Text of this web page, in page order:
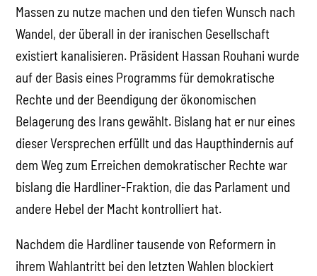
Massen zu nutze machen und den tiefen Wunsch nach
Wandel, der überall in der iranischen Gesellschaft
existiert kanalisieren. Präsident Hassan Rouhani wurde
auf der Basis eines Programms für demokratische
Rechte und der Beendigung der ökonomischen
Belagerung des Irans gewählt. Bislang hat er nur eines
dieser Versprechen erfüllt und das Haupthindernis auf
dem Weg zum Erreichen demokratischer Rechte war
bislang die Hardliner-Fraktion, die das Parlament und
andere Hebel der Macht kontrolliert hat.
Nachdem die Hardliner tausende von Reformern in
ihrem Wahlantritt bei den letzten Wahlen blockiert